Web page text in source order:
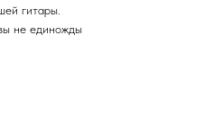
гитары.
не единожды